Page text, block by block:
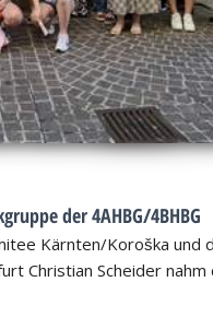
der 4AHBG/4BHBG
Kärnten/Koroška und
Christian Scheider nahm